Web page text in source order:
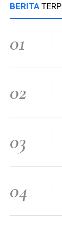
BERITA
01
02
03
04